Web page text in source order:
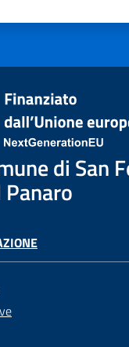
di San
Panaro